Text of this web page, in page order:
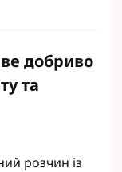
добриво
та
розчин із